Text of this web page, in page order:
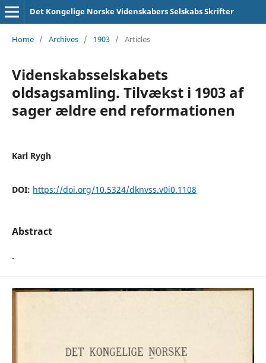
Det Kongelige Norske Videnskabers Selskabs Skrifter
Home / Archives / 1903 / Articles
Videnskabsselskabets
oldsagsamling. Tilvækst i 1903 af
sager ældre end reformationen
Karl Rygh
DOI: https://doi.org/10.5324/dknvss.v0i0.1108
Abstract
-